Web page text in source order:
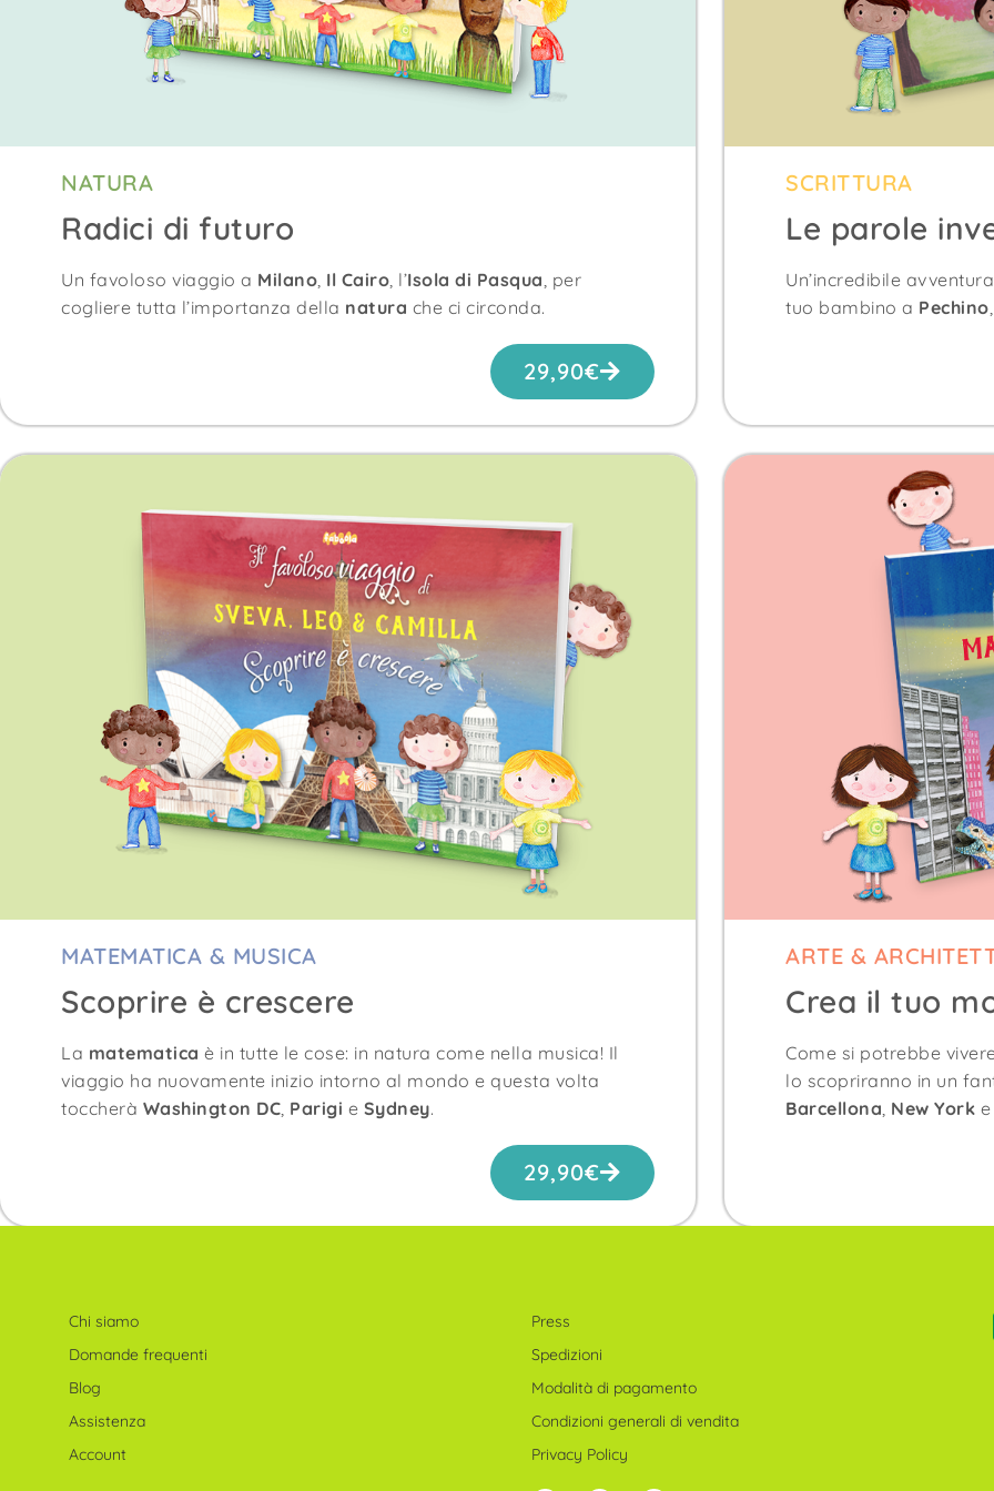
NATURA
Radici di futuro
Un favoloso viaggio a Milano Il Cairo , l’Isola di Pasqua , per
cogliere tutta l’importanza della natura che ci circonda.
29,90€
SCRITTURA
Le parole
Un’incredibile
tuo bambino a Pechino
MATEMATICA & MUSICA
Scoprire è crescere
La matematicaè in tutte le cose: in natura come nella musica! Il
viaggio ha nuovamente inizio intorno al mondo e questa volta
toccherà Washington DC Parigi e Sydney.
29,90€
ARTE &
Crea il tuo
Come si potrebbe
lo scopriranno in un
Barcellona New York
Chi siamo
Domande frequenti
Blog
Assistenza
Account
Press
Spedizioni
Modalità di pagamento
Condizioni generali di vendita
Privacy Policy